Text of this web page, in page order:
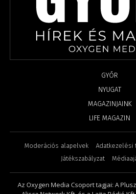
GYŐR
NYUGAT
MAGAZINJAINK
LIFE MAGAZIN
Moderációs alapelvek Adatkezelési
Játékszabályzat
Az Oxygen Media Csoport tagjai: A